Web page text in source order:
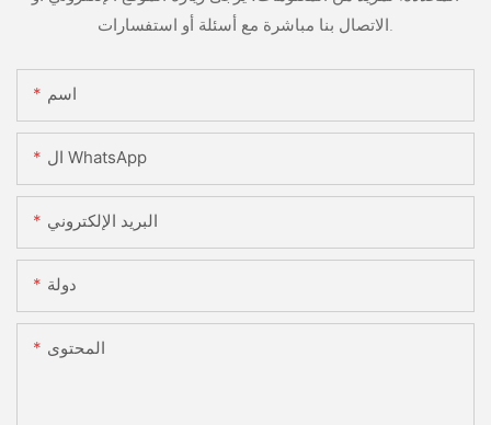
اسم
ال WhatsApp
البريد الإلكتروني
دولة
المحتوى